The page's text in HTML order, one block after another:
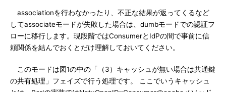
associationを行わなかったり、不正な結果が返ってくるなど
してassociateモードが失敗した場合は、dumbモードでの認証フ
ローに移行します。現段階ではConsumerとIdPの間で事前に信
頼関係を結んでおくとだけ理解しておいてください。
このモードは図1の中の「（3）キャッシュが無い場合は共通鍵
の共有処理」フェイズで行う処理です。 ここでいうキャッシュ